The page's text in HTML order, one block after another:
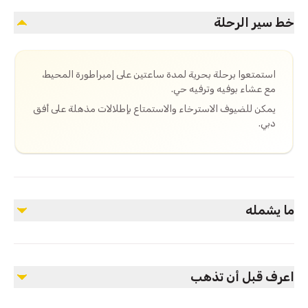
خط سير الرحلة
استمتعوا برحلة بحرية لمدة ساعتين على إمبراطورة المحيط،
مع عشاء بوفيه وترفيه حي.
يمكن للضيوف الاسترخاء والاستمتاع بإطلالات مذهلة على أفق
دبي.
ما يشمله
عشاء بوفيه فاخر مع مأكولات متنوعة
اعرف قبل أن تذهب